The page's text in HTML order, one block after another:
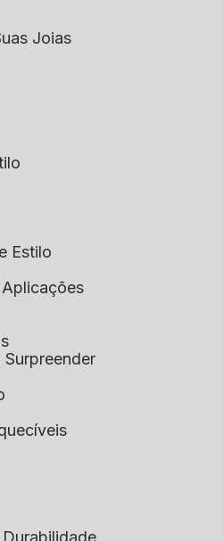
Joias
Estilo
Aplicações
Surpreender
Durabilidade